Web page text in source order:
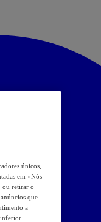
únicos,
em «Nós
ou retirar o
que
a
inferior